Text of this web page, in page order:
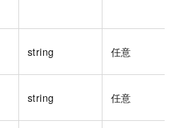
string 任意
string 任意